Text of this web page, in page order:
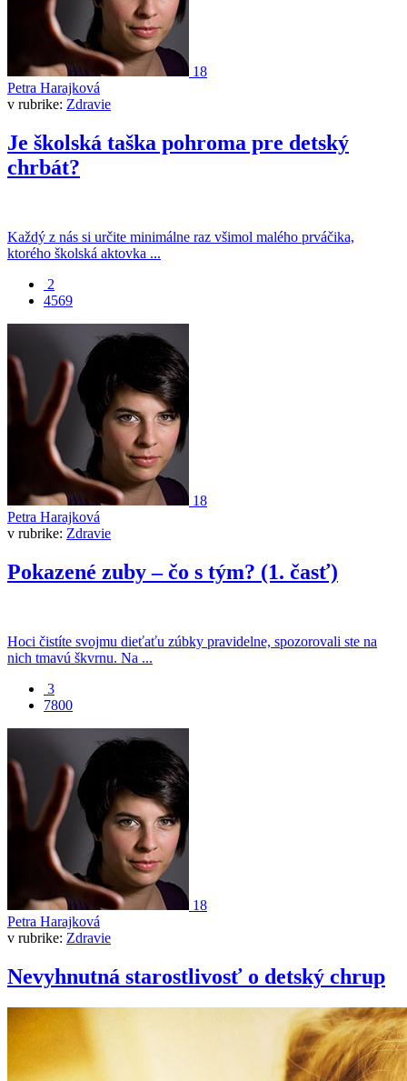
18
Petra Harajková
v rubrike: Zdravie
Je školská taška pohroma pre detský
chrbát?
Každý z nás si určite minimálne raz všimol malého prváčika,
ktorého školská aktovka ...
2
4569
18
Petra Harajková
v rubrike: Zdravie
Pokazené zuby – čo s tým? (1. časť)
Hoci čistíte svojmu dieťaťu zúbky pravidelne, spozorovali ste na
nich tmavú škvrnu. Na ...
3
7800
18
Petra Harajková
v rubrike: Zdravie
Nevyhnutná starostlivosť o detský chrup